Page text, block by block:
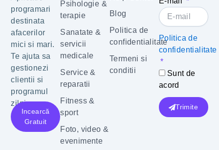
programari
destinata
afacerilor
mici si mari.
Te ajuta sa
gestionezi
clientii si
programul
zilnic.
Incearcă
Gratuit
Psihologie &
terapie
Sanatate &
servicii
medicale
Service &
reparatii
Fitness &
sport
Foto, video &
evenimente
Blog
Politica de
confidentialitate
Termeni si
conditii
Politica de
confidentialitate
Sunt de
acord
Trimite